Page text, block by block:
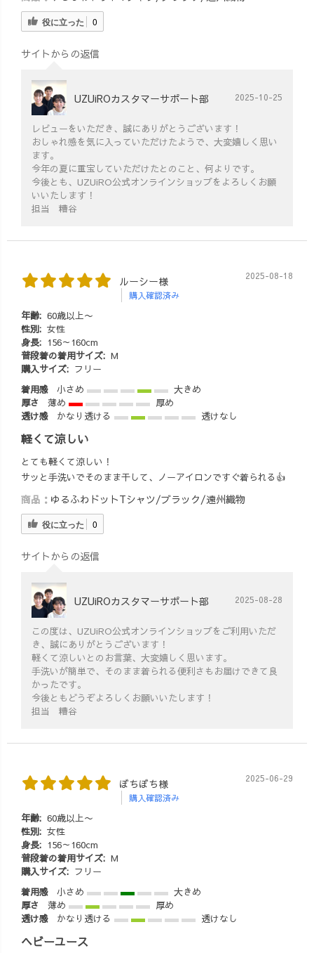
役に立った 0
サイトからの返信
UZUiROカスタマーサポート部 2025-10-25
レビューをいただき、誠にありがとうございます！
おしゃれ感を気に入っていただけたようで、大変嬉しく思い
ます。
今年の夏に重宝していただけたとのこと、何よりです。
今後とも、UZUiRO公式オンラインショップをよろしくお願
いいたします！
担当 糟谷
ルーシー様
購入確認済み
2025-08-18
年齢: 60歳以上〜
性別: 女性
身長: 156～160cm
普段着の着用サイズ: M
購入サイズ: フリー
着用感
小さめ
大きめ
厚さ
薄め
厚め
透け感
かなり透ける 透けなし
軽くて涼しい
とても軽くて涼しい！
サッと手洗いでそのまま干して、ノーアイロンですぐ着られる👍
商品： ゆるふわドットTシャツ/ブラック/遠州織物
役に立った 0
サイトからの返信
UZUiROカスタマーサポート部 2025-08-28
この度は、UZUiRO公式オンラインショップをご利用いただ
き、誠にありがとうございます！
軽くて涼しいとのお言葉、大変嬉しく思います。
手洗いが簡単で、そのまま着られる便利さもお届けできて良
かったです。
今後ともどうぞよろしくお願いいたします！
担当 糟谷
ぼちぼち様
購入確認済み
2025-06-29
年齢: 60歳以上〜
性別: 女性
身長: 156～160cm
普段着の着用サイズ: M
購入サイズ: フリー
着用感
小さめ
大きめ
厚さ
薄め
厚め
透け感
かなり透ける 透けなし
ヘビーユース